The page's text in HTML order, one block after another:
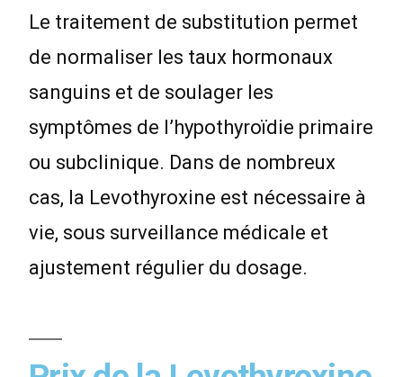
Le traitement de substitution permet
de normaliser les taux hormonaux
sanguins et de soulager les
symptômes de l’hypothyroïdie primaire
ou subclinique. Dans de nombreux
cas, la Levothyroxine est nécessaire à
vie, sous surveillance médicale et
ajustement régulier du dosage.